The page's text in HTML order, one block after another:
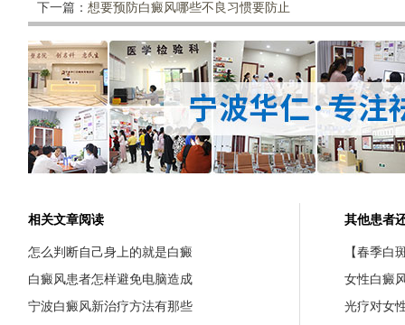
下一篇： 想要预防白癜风哪些不良习惯要防止
相关文章阅读
怎么判断自己身上的就是白癜
白癜风患者怎样避免电脑造成
宁波白癜风新治疗方法有那些
其他患者
【春季白
女性白癜
光疗对女